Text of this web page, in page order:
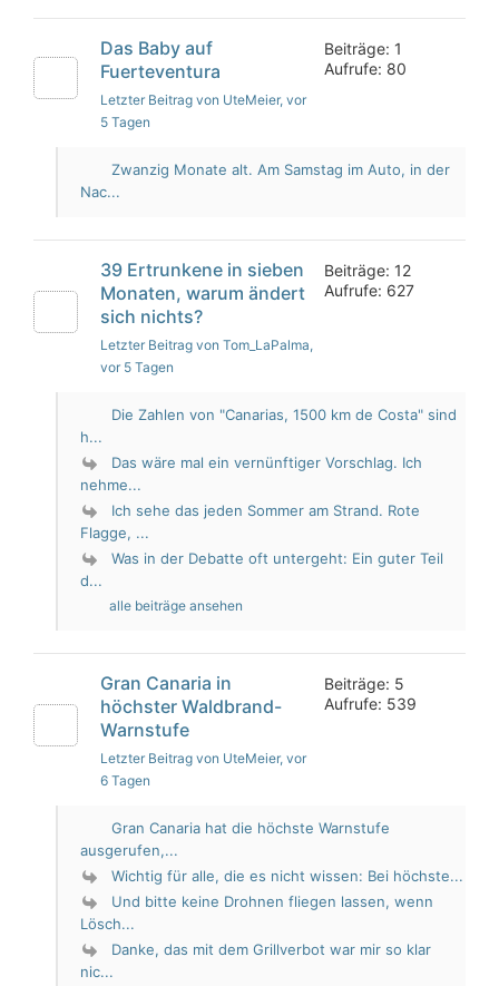
Das Baby auf
Fuerteventura
Letzter Beitrag von UteMeier, vor
5 Tagen
Beiträge: 1
Aufrufe: 80
Zwanzig Monate alt. Am Samstag im Auto, in der
Nac...
39 Ertrunkene in sieben
Monaten, warum ändert
sich nichts?
Letzter Beitrag von Tom_LaPalma,
vor 5 Tagen
Beiträge: 12
Aufrufe: 627
Die Zahlen von "Canarias, 1500 km de Costa" sind
h...
Das wäre mal ein vernünftiger Vorschlag. Ich
nehme...
Ich sehe das jeden Sommer am Strand. Rote
Flagge, ...
Was in der Debatte oft untergeht: Ein guter Teil
d...
alle beiträge ansehen
Gran Canaria in
höchster Waldbrand-
Warnstufe
Letzter Beitrag von UteMeier, vor
6 Tagen
Beiträge: 5
Aufrufe: 539
Gran Canaria hat die höchste Warnstufe
ausgerufen,...
Wichtig für alle, die es nicht wissen: Bei höchste...
Und bitte keine Drohnen fliegen lassen, wenn
Lösch...
Danke, das mit dem Grillverbot war mir so klar
nic...